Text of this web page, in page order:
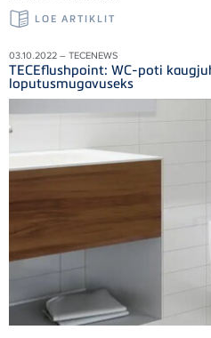
LOE ARTIKLIT
03.10.2022 – TECENEWS
TECEflushpoint: WC-poti
loputusmugavuseks